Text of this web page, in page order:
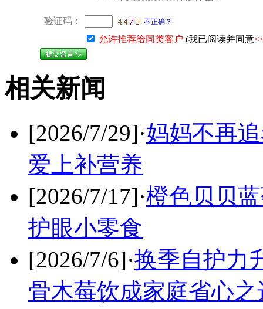
验证码： 不正确？
允许推荐给同类客户 (我已阅读并同意
相关新闻
[2026/7/29]·妈妈不再
爱上补营养
[2026/7/17]·橙色贝贝
护眼小零食
[2026/7/6]·换季自护力
骨木莓饮成家庭省心之